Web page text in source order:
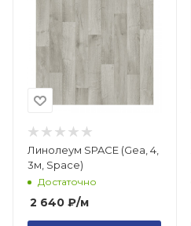
Линолеум SPACE (Gea, 4,
3м, Space)
Достаточно
2 640 ₽/м